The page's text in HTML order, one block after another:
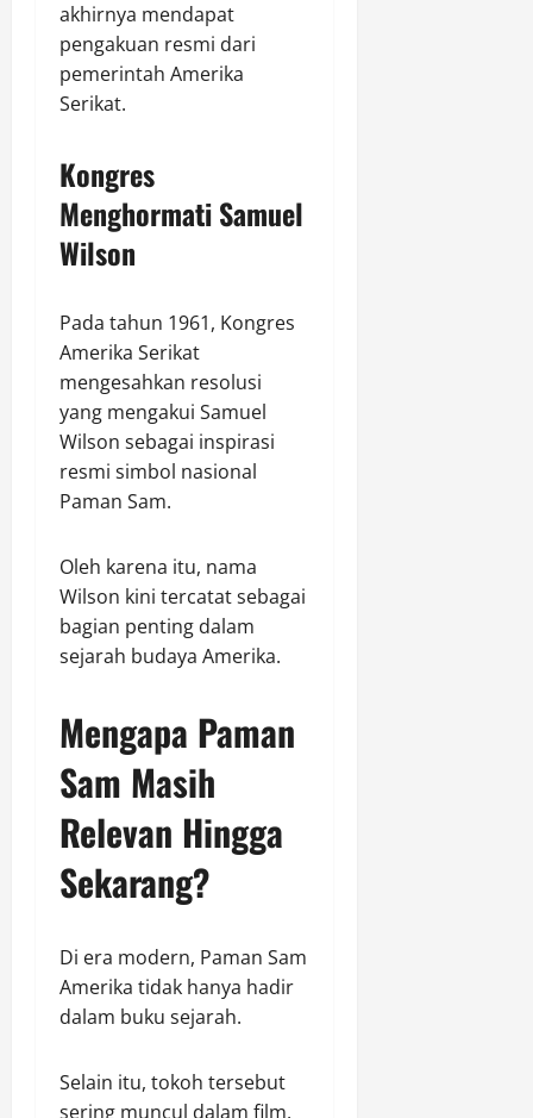
akhirnya mendapat
pengakuan resmi dari
pemerintah Amerika
Serikat.
Kongres
Menghormati Samuel
Wilson
Pada tahun 1961, Kongres
Amerika Serikat
mengesahkan resolusi
yang mengakui Samuel
Wilson sebagai inspirasi
resmi simbol nasional
Paman Sam.
Oleh karena itu, nama
Wilson kini tercatat sebagai
bagian penting dalam
sejarah budaya Amerika.
Mengapa Paman
Sam Masih
Relevan Hingga
Sekarang?
Di era modern, Paman Sam
Amerika tidak hanya hadir
dalam buku sejarah.
Selain itu, tokoh tersebut
sering muncul dalam film,